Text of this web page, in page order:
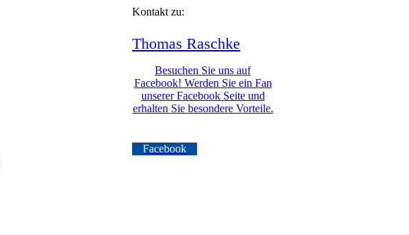
Kontakt zu:
Thomas Raschke
Besuchen Sie uns auf
Facebook! Werden Sie ein Fan
unserer Facebook Seite und
erhalten Sie besondere Vorteile.
Facebook